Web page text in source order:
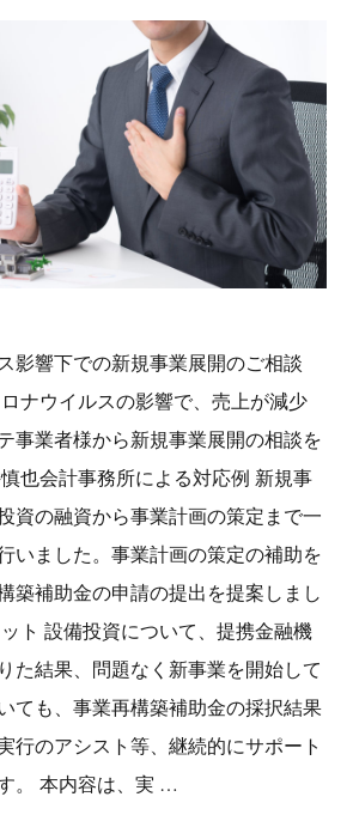
影響下での新規事業展開のご相談
ナウイルスの影響で、売上が減少
事業者様から新規事業展開の相談を
也会計事務所による対応例 新規事
資の融資から事業計画の策定まで一
いました。事業計画の策定の補助を
築補助金の申請の提出を提案しまし
ト 設備投資について、提携金融機
た結果、問題なく新事業を開始して
ても、事業再構築補助金の採択結果
行のアシスト等、継続的にサポート
。 本内容は、実 …